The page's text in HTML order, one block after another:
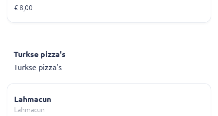
€ 8,00
Turkse pizza's
Turkse pizza's
Lahmacun
Lahmacun